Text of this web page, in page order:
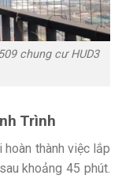
chung cư HUD3
Trình
thành việc lắp
khoảng 45 phút.